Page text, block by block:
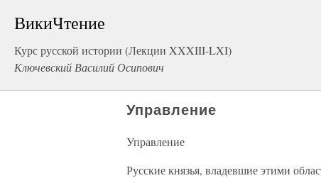
ВикиЧтение
Курс русской истории (Лекции XXXIII-LXI)
Ключевский Василий Осипович
Управление
Управление
Русские князья, владевшие этими